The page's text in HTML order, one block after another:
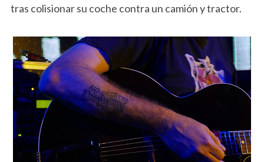
tras colisionar su coche contra un camión y tractor.